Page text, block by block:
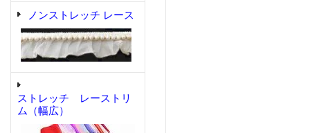
ノンストレッチ レース
ストレッチ レーストリ
ム（幅広）